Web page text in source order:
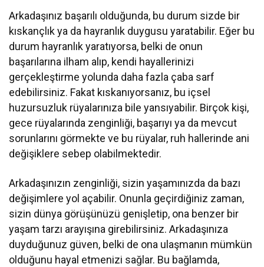
Arkadaşınız başarılı olduğunda, bu durum sizde bir
kıskançlık ya da hayranlık duygusu yaratabilir. Eğer bu
durum hayranlık yaratıyorsa, belki de onun
başarılarına ilham alıp, kendi hayallerinizi
gerçekleştirme yolunda daha fazla çaba sarf
edebilirsiniz. Fakat kıskanıyorsanız, bu içsel
huzursuzluk rüyalarınıza bile yansıyabilir. Birçok kişi,
gece rüyalarında zenginliği, başarıyı ya da mevcut
sorunlarını görmekte ve bu rüyalar, ruh hallerinde ani
değişiklere sebep olabilmektedir.
Arkadaşınızın zenginliği, sizin yaşamınızda da bazı
değişimlere yol açabilir. Onunla geçirdiğiniz zaman,
sizin dünya görüşünüzü genişletip, ona benzer bir
yaşam tarzı arayışına girebilirsiniz. Arkadaşınıza
duyduğunuz güven, belki de ona ulaşmanın mümkün
olduğunu hayal etmenizi sağlar. Bu bağlamda,